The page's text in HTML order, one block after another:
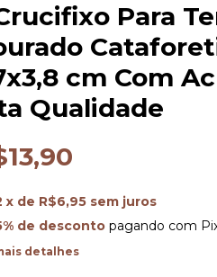
Para
cm Com
Qualidade
x de R$6,95 sem juros
de descontopagando com
detalhes